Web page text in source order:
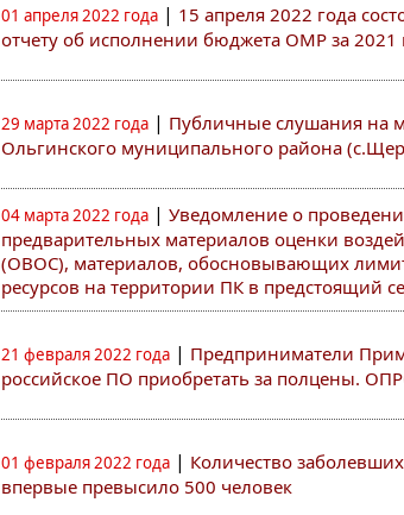
01 апреля 2022 года | 15 апреля 2022 года
отчету об исполнении бюджета ОМР за 2021
29 марта 2022 года | Публичные слушания на
Ольгинского муниципального района
04 марта 2022 года | Уведомление о
предварительных материалов оценки
(ОВОС), материалов, обосновывающих
ресурсов на территории ПК в предстоящий
21 февраля 2022 года | Предприниматели
российское ПО приобретать за полцены.
01 февраля 2022 года | Количество
впервые превысило 500 человек